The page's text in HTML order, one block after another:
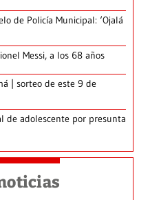
de Policía Municipal: ‘Ojalá
Messi, a los 68 años
| sorteo de este 9 de
de adolescente por presunta